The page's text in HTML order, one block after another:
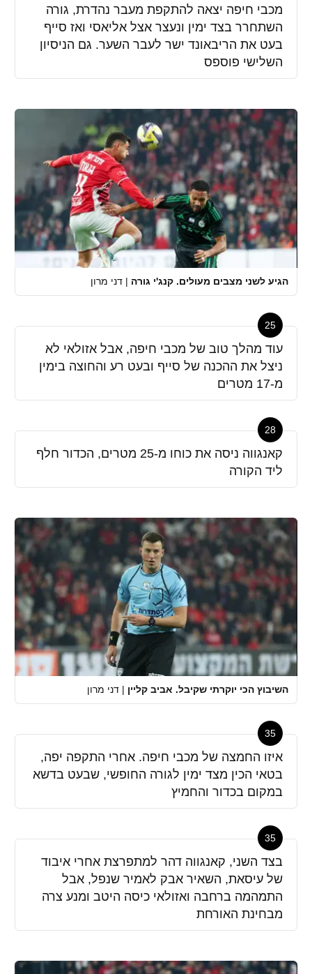
מכבי חיפה יצאה להתקפת מעבר נהדרת, גורה
השתחרר בצד ימין ונעצר אצל אליאסי ואז סייף
בעט את הריבאונד ישר לעבר השער. גם הניסיון
השלישי פוספס
הגיע לשני מצבים מעולים. קנג'י גורה | דני מרון
25
עוד מהלך טוב של מכבי חיפה, אבל אזולאי לא
ניצל את ההכנה של סייף ובעט רע והחוצה בימין
מ-17 מטרים
28
קאנגווה ניסה את כוחו מ-25 מטרים, הכדור חלף
ליד הקורה
השיבוץ הכי יוקרתי שקיבל. אביב קליין | דני מרון
35
איזו החמצה של מכבי חיפה. אחרי התקפה יפה,
בטאי הכין מצד ימין לגורה החופשי, שבעט בדשא
במקום בכדור והחמיץ
35
בצד השני, קאנגווה דהר למתפרצת אחרי איבוד
של עיסאת, השאיר אבק לאמיר שנפל, אבל
התמהמה ברחבה ואזולאי כיסה היטב ומנע צרה
מבחינת האורחת